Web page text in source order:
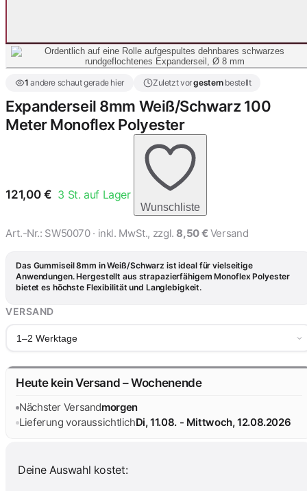
1 andere schaut gerade hier Zuletzt vorgesternbestellt
Expanderseil 8mm Weiß/Schwarz 100
Meter Monoflex Polyester
121,00€ 3 St. auf Lager
Wunschliste
Art.-Nr.: SW50070· inkl. MwSt., zzgl. 8,50 € Versand
Das Gummiseil 8mm in Weiß/Schwarz ist ideal für vielseitige
Anwendungen. Hergestellt aus strapazierfähigem Monoflex Polyester
bietet es höchste Flexibilität und Langlebigkeit.
VERSAND
1–2 Werktage
Heute kein Versand – Wochenende
Nächster Versandmorgen
Lieferung voraussichtlichDi, 11.08. - Mittwoch, 12.08.2026
Deine Auswahl kostet: